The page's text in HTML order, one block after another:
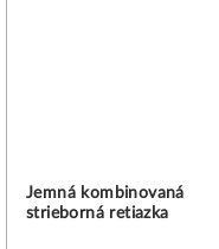
Jemná kombinovaná
strieborná retiazka